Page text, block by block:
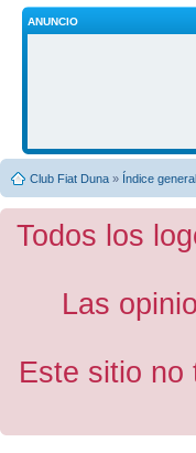
ANUNCIO
Club Fiat Duna » Índice general
Todos los
Las
Este sitio no